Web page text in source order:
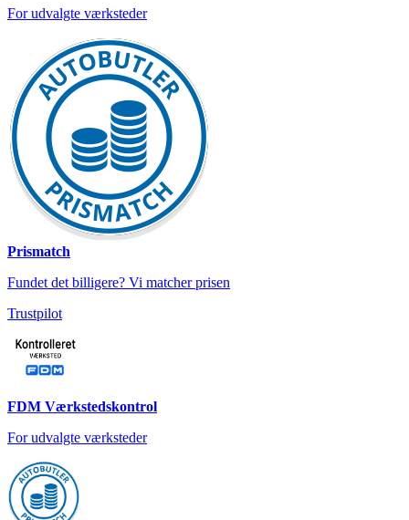
For udvalgte værksteder
Prismatch
Fundet det billigere? Vi matcher prisen
Trustpilot
FDM Værkstedskontrol
For udvalgte værksteder